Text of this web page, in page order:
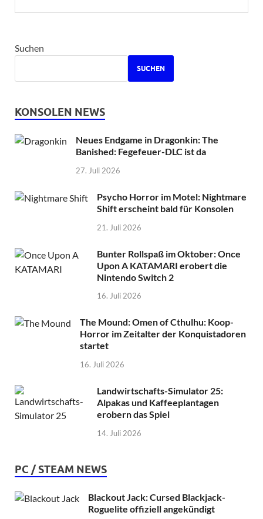
Suchen
SUCHEN
KONSOLEN NEWS
Neues Endgame in Dragonkin: The
Banished: Fegefeuer-DLC ist da
27. Juli 2026
Psycho Horror im Motel: Nightmare
Shift erscheint bald für Konsolen
21. Juli 2026
Bunter Rollspaß im Oktober: Once
Upon A KATAMARI erobert die
Nintendo Switch 2
16. Juli 2026
The Mound: Omen of Cthulhu: Koop-
Horror im Zeitalter der Konquistadoren
startet
16. Juli 2026
Landwirtschafts-Simulator 25:
Alpakas und Kaffeeplantagen
erobern das Spiel
14. Juli 2026
PC / STEAM NEWS
Blackout Jack: Cursed Blackjack-
Roguelite offiziell angekündigt